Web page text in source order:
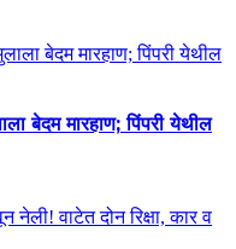
बेदम मारहाण; पिंपरी येथील